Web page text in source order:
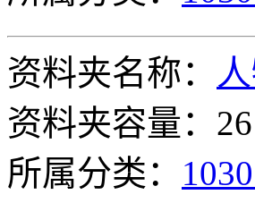
资料夹名称：
资料夹容量：26
所属分类：